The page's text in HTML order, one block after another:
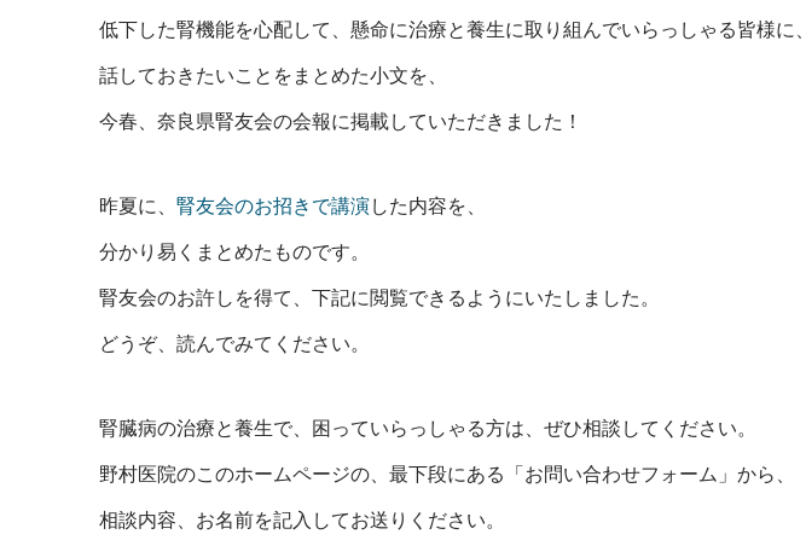
低下した腎機能を心配して、懸命に治療と養生に取り組んでいらっしゃる皆様に、
話しておきたいことをまとめた小文を、
今春、奈良県腎友会の会報に掲載していただきました！
昨夏に、 腎友会のお招きで講演した内容を、
分かり易くまとめたものです。
腎友会のお許しを得て、下記に閲覧できるようにいたしました。
どうぞ、読んでみてください。
腎臓病の治療と養生で、困っていらっしゃる方は、ぜひ相談してください。
野村医院のこのホームページの、最下段にある「お問い合わせフォーム」から、
相談内容、お名前を記入してお送りください。